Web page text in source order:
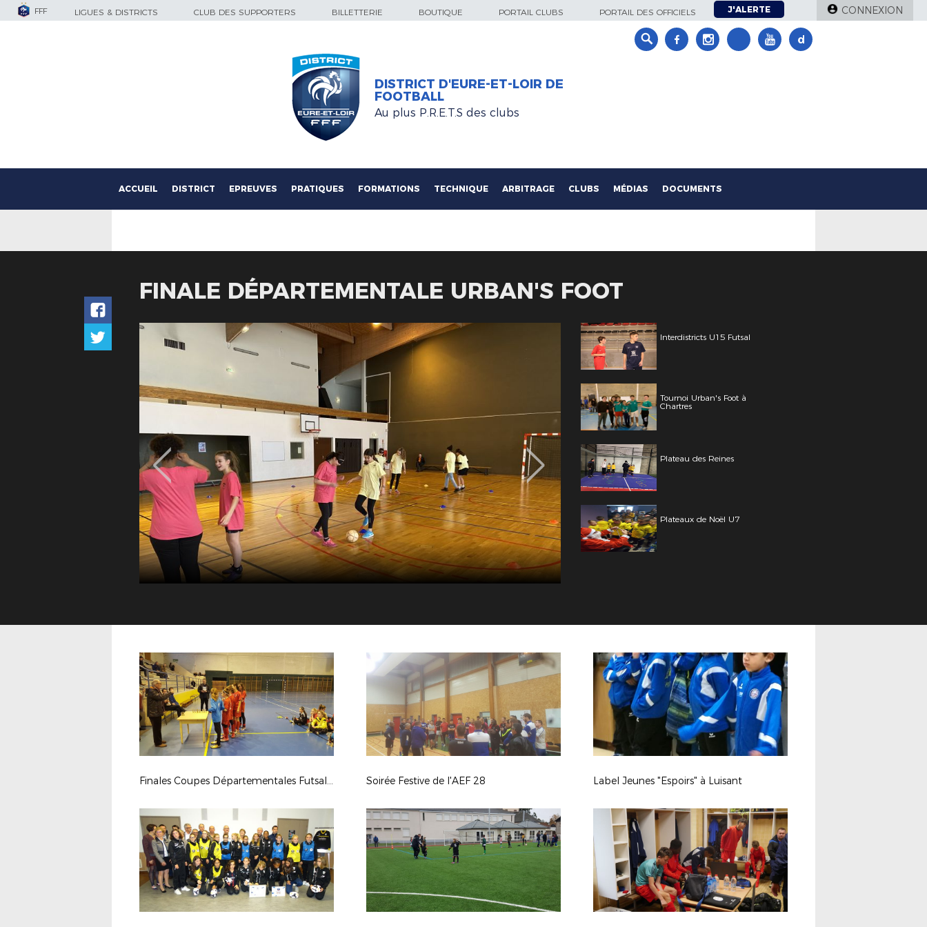
FFF LIGUES & DISTRICTS CLUB DES SUPPORTERS BILLETTERIE BOUTIQUE PORTAIL CLUBS PORTAIL DES OFFICIELS J'ALERTE CONNEXION
DISTRICT D'EURE-ET-LOIR DE
FOOTBALL
Au plus P.R.E.T.S des clubs
ACCUEIL DISTRICT EPREUVES PRATIQUES FORMATIONS TECHNIQUE ARBITRAGE CLUBS MÉDIAS DOCUMENTS
FINALE DÉPARTEMENTALE URBAN'S FOOT
Interdistricts U15 Futsal
Tournoi Urban's Foot à
Chartres
Plateau des Reines
Plateaux de Noël U7
Finales Coupes Départementales Futsal Féminines Soirée Festive de l'AEF 28 Label Jeunes "Espoirs" à Luisant